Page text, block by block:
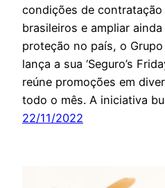
condições de
brasileiros e ampliar
proteção no país, o
lança a sua ‘Seguro’s
reúne promoções em
todo o mês. A iniciativa
22/11/2022